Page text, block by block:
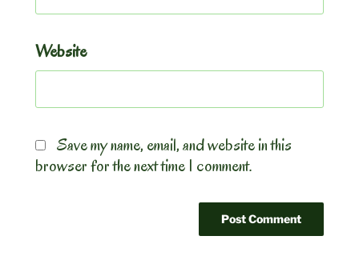
Website
Save my name, email, and website in this
browser for the next time I comment.